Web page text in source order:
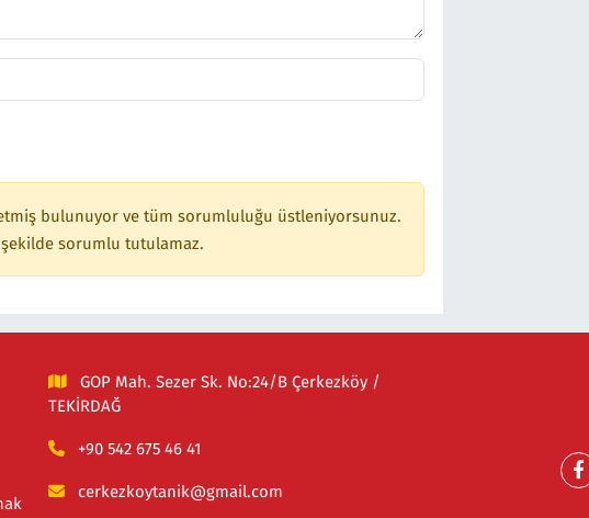
bulunuyor ve tüm sorumluluğu üstleniyorsunuz.
şekilde sorumlu tutulamaz.
GOP Mah. Sezer Sk. No:24/B Çerkezköy /
TEKİRDAĞ
+90 542 675 46 41
cerkezkoytanik@gmail.com